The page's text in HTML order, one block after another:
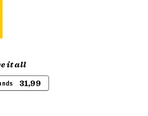
it all
31,99